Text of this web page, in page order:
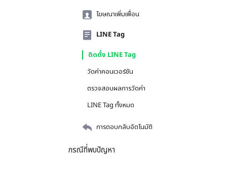
โฆษณาเพิ่มเพื่อน
LINE Tag
ติดตั้ง LINE Tag
วัดค่าคอนเวอร์ชัน
ตรวจสอบผลการวัดค่า
LINE Tag ทั้งหมด
การตอบกลับอัตโนมัติ
กรณีที่พบปัญหา